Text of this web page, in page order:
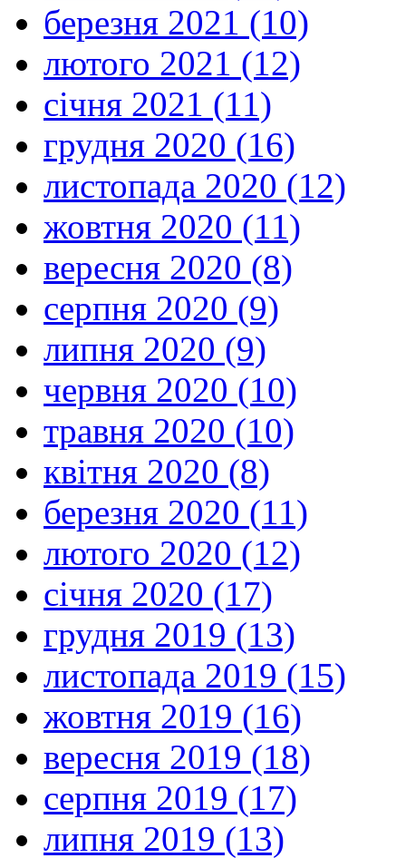
березня 2021 (10)
лютого 2021 (12)
січня 2021 (11)
грудня 2020 (16)
листопада 2020 (12)
жовтня 2020 (11)
вересня 2020 (8)
серпня 2020 (9)
липня 2020 (9)
червня 2020 (10)
травня 2020 (10)
квітня 2020 (8)
березня 2020 (11)
лютого 2020 (12)
січня 2020 (17)
грудня 2019 (13)
листопада 2019 (15)
жовтня 2019 (16)
вересня 2019 (18)
серпня 2019 (17)
липня 2019 (13)